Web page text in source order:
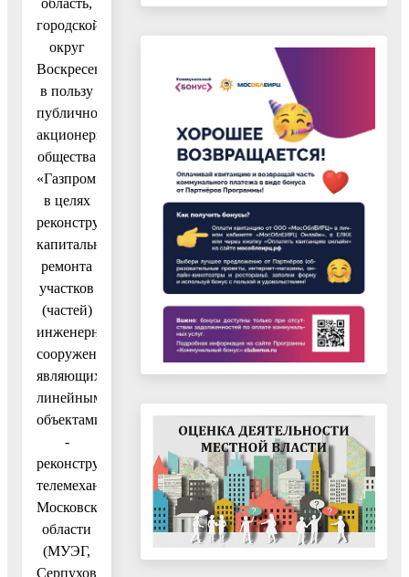
городской
округ
Воскресенск,
в пользу
публичного
акционерного
общества
«Газпром»
в целях
реконструкции,
капитального
ремонта
участков
(частей)
инженерных
сооружений,
являющихся
линейными
объектами
-
реконструкция
телемеханики
Московской
области
(МУЭГ,
Серпухов)